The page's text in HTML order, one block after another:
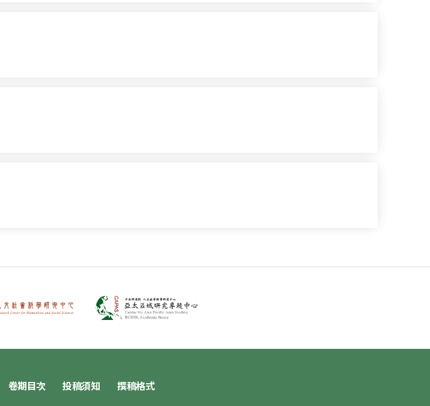
卷期目次 投稿須知 撰稿格式